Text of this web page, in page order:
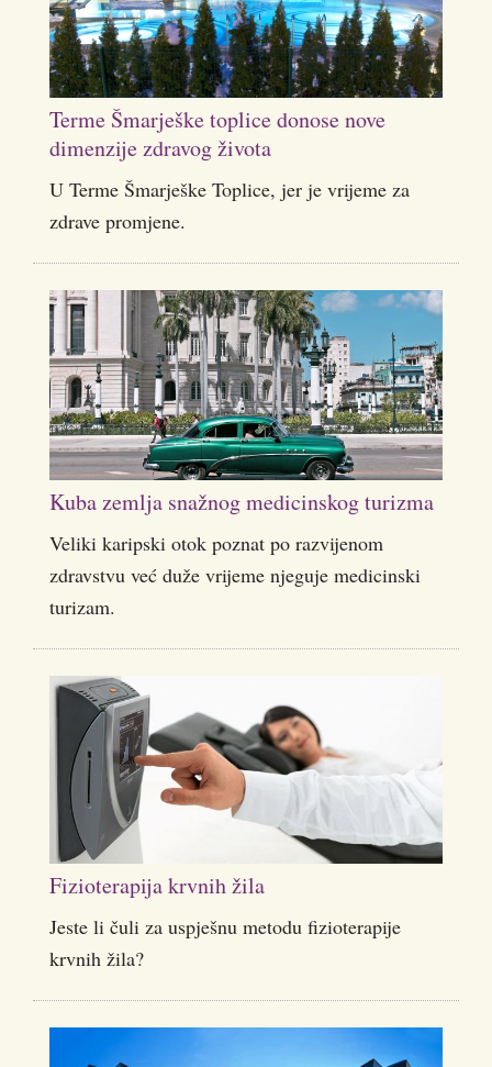
Terme Šmarješke toplice donose nove
dimenzije zdravog života
U Terme Šmarješke Toplice, jer je vrijeme za
zdrave promjene.
Kuba zemlja snažnog medicinskog turizma
Veliki karipski otok poznat po razvijenom
zdravstvu već duže vrijeme njeguje medicinski
turizam.
Fizioterapija krvnih žila
Jeste li čuli za uspješnu metodu fizioterapije
krvnih žila?